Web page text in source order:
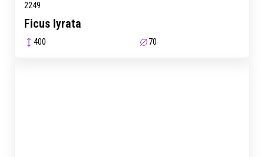
2249
Ficus lyrata
400 70